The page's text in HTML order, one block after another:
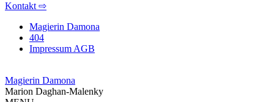
Kontakt ⇨
Magierin Damona
404
Impressum AGB
Magierin Damona
Marion Daghan-Malenky